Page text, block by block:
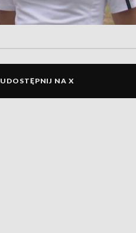
UDOSTĘPNIJ NA X